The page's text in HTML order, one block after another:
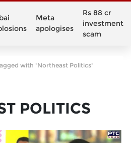
Meta
apologises
Rs 88 cr
investment
scam
with "Northeast Politics"
POLITICS